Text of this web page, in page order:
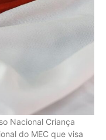
Nacional Criança
do MEC que visa